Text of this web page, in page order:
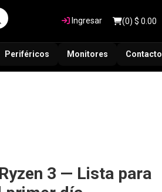
Ingresar (0) $ 0.00
Periféricos Monitores Contacto
3 — Lista para